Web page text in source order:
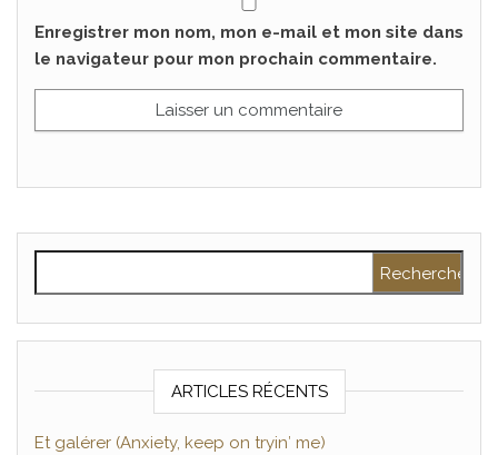
Enregistrer mon nom, mon e-mail et mon site dans
le navigateur pour mon prochain commentaire.
ARTICLES RÉCENTS
Et galérer (Anxiety, keep on tryin′ me)